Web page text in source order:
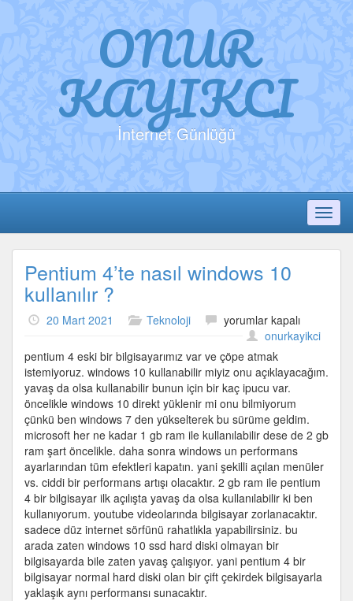
ONUR
KAYIKCI
İnternet Günlüğü
Pentium 4’te nasıl windows 10
kullanılır ?
20 Mart 2021 Teknoloji
Pentium
nasıl
windows
10
kullanılır
?
için
yorumlar kapalı
onurkayikci
pentium 4 eski bir bilgisayarımız var ve çöpe atmak
istemiyoruz. windows 10 kullanabilir miyiz onu açıklayacağım.
yavaş da olsa kullanabilir bunun için bir kaç ipucu var.
öncelikle windows 10 direkt yüklenir mi onu bilmiyorum
çünkü ben windows 7 den yükselterek bu sürüme geldim.
microsoft her ne kadar 1 gb ram ile kullanılabilir dese de 2 gb
ram şart öncelikle. daha sonra windows un performans
ayarlarından tüm efektleri kapatın. yani şekilli açılan menüler
vs. ciddi bir performans artışı olacaktır. 2 gb ram ile pentium
4 bir bilgisayar ilk açılışta yavaş da olsa kullanılabilir ki ben
kullanıyorum. youtube videolarında bilgisayar zorlanacaktır.
sadece düz internet sörfünü rahatlıkla yapabilirsiniz. bu
arada zaten windows 10 ssd hard diski olmayan bir
bilgisayarda bile zaten yavaş çalışıyor. yani pentium 4 bir
bilgisayar normal hard diski olan bir çift çekirdek bilgisayarla
yaklaşık aynı performansı sunacaktır.